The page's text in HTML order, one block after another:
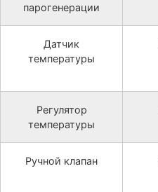
парогенерации
Датчик
температуры
Регулятор
температуры
Ручной клапан